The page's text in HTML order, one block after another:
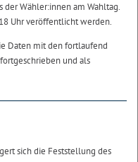
der Wähler:innen am Wahltag.
Uhr veröffentlicht werden.
Daten mit den fortlaufend
und als
sich die Feststellung des